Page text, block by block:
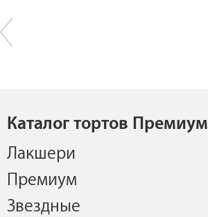
Каталог тортов Премиум
Лакшери
Премиум
Звездные